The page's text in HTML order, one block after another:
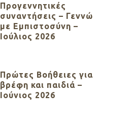
Προγεννητικές
συναντήσεις – Γεννώ
με Εμπιστοσύνη –
Ιούλιος 2026
Πρώτες Βοήθειες για
βρέφη και παιδιά –
Ιούνιος 2026